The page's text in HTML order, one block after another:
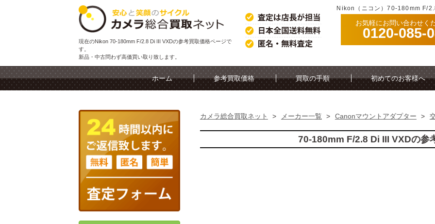
Nikon（ニコン）70-180mm F/
現在のNikon 70-180mm F/2.8 Di III VXDの参考買取価格ページで
す。
新品・中古問わず高価買い取り致します。
お気軽にお問い合わせく
0120-085-
ホーム 参考買取価格 買取の手順 初めてのお客様へ
カメラ総合買取ネット > メーカー一覧 > Canonマウントアダプター >
70-180mm F/2.8 Di III VXDの参